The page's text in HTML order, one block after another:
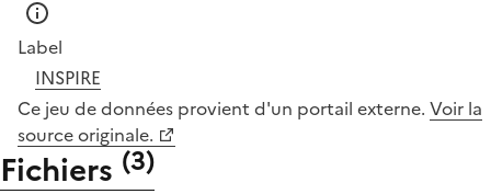
Label
INSPIRE
Ce jeu de données provient d'un portail externe. Voir la
source originale.
Fichiers (3)